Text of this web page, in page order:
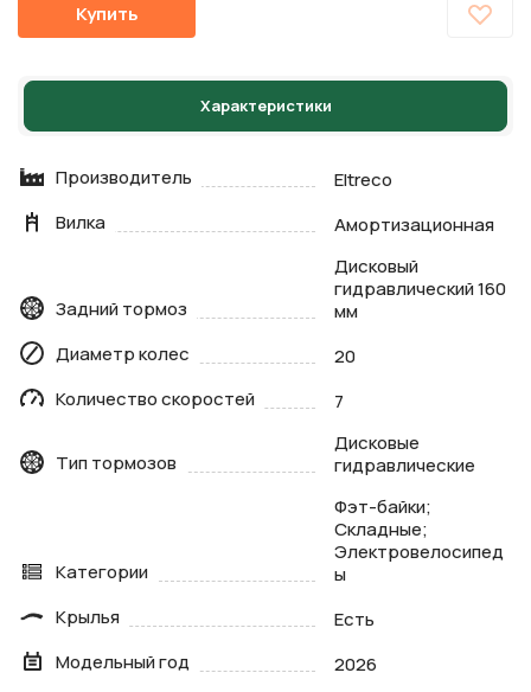
Купить
Характеристики
Производитель
Eltreco
Вилка
Амортизационная
Задний тормоз
Дисковый
гидравлический 160
мм
Диаметр колес
20
Количество скоростей
7
Тип тормозов
Дисковые
гидравлические
Категории
Фэт-байки;
Складные;
Электровелосипед
ы
Крылья
Есть
Модельный год
2026